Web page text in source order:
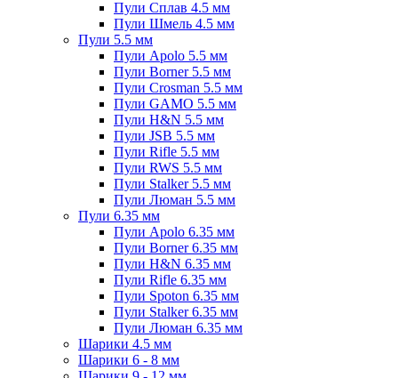
Пули Сплав 4.5 мм
Пули Шмель 4.5 мм
Пули 5.5 мм
Пули Apolo 5.5 мм
Пули Borner 5.5 мм
Пули Crosman 5.5 мм
Пули GAMO 5.5 мм
Пули H&N 5.5 мм
Пули JSB 5.5 мм
Пули Rifle 5.5 мм
Пули RWS 5.5 мм
Пули Stalker 5.5 мм
Пули Люман 5.5 мм
Пули 6.35 мм
Пули Apolo 6.35 мм
Пули Borner 6.35 мм
Пули H&N 6.35 мм
Пули Rifle 6.35 мм
Пули Spoton 6.35 мм
Пули Stalker 6.35 мм
Пули Люман 6.35 мм
Шарики 4.5 мм
Шарики 6 - 8 мм